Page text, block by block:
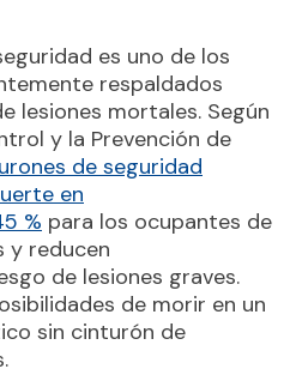
es uno de los
respaldados
lesiones mortales. Según
y la Prevención de
de seguridad
en
% para los ocupantes de
y reducen
de lesiones graves.
de morir en un
sin cinturón de